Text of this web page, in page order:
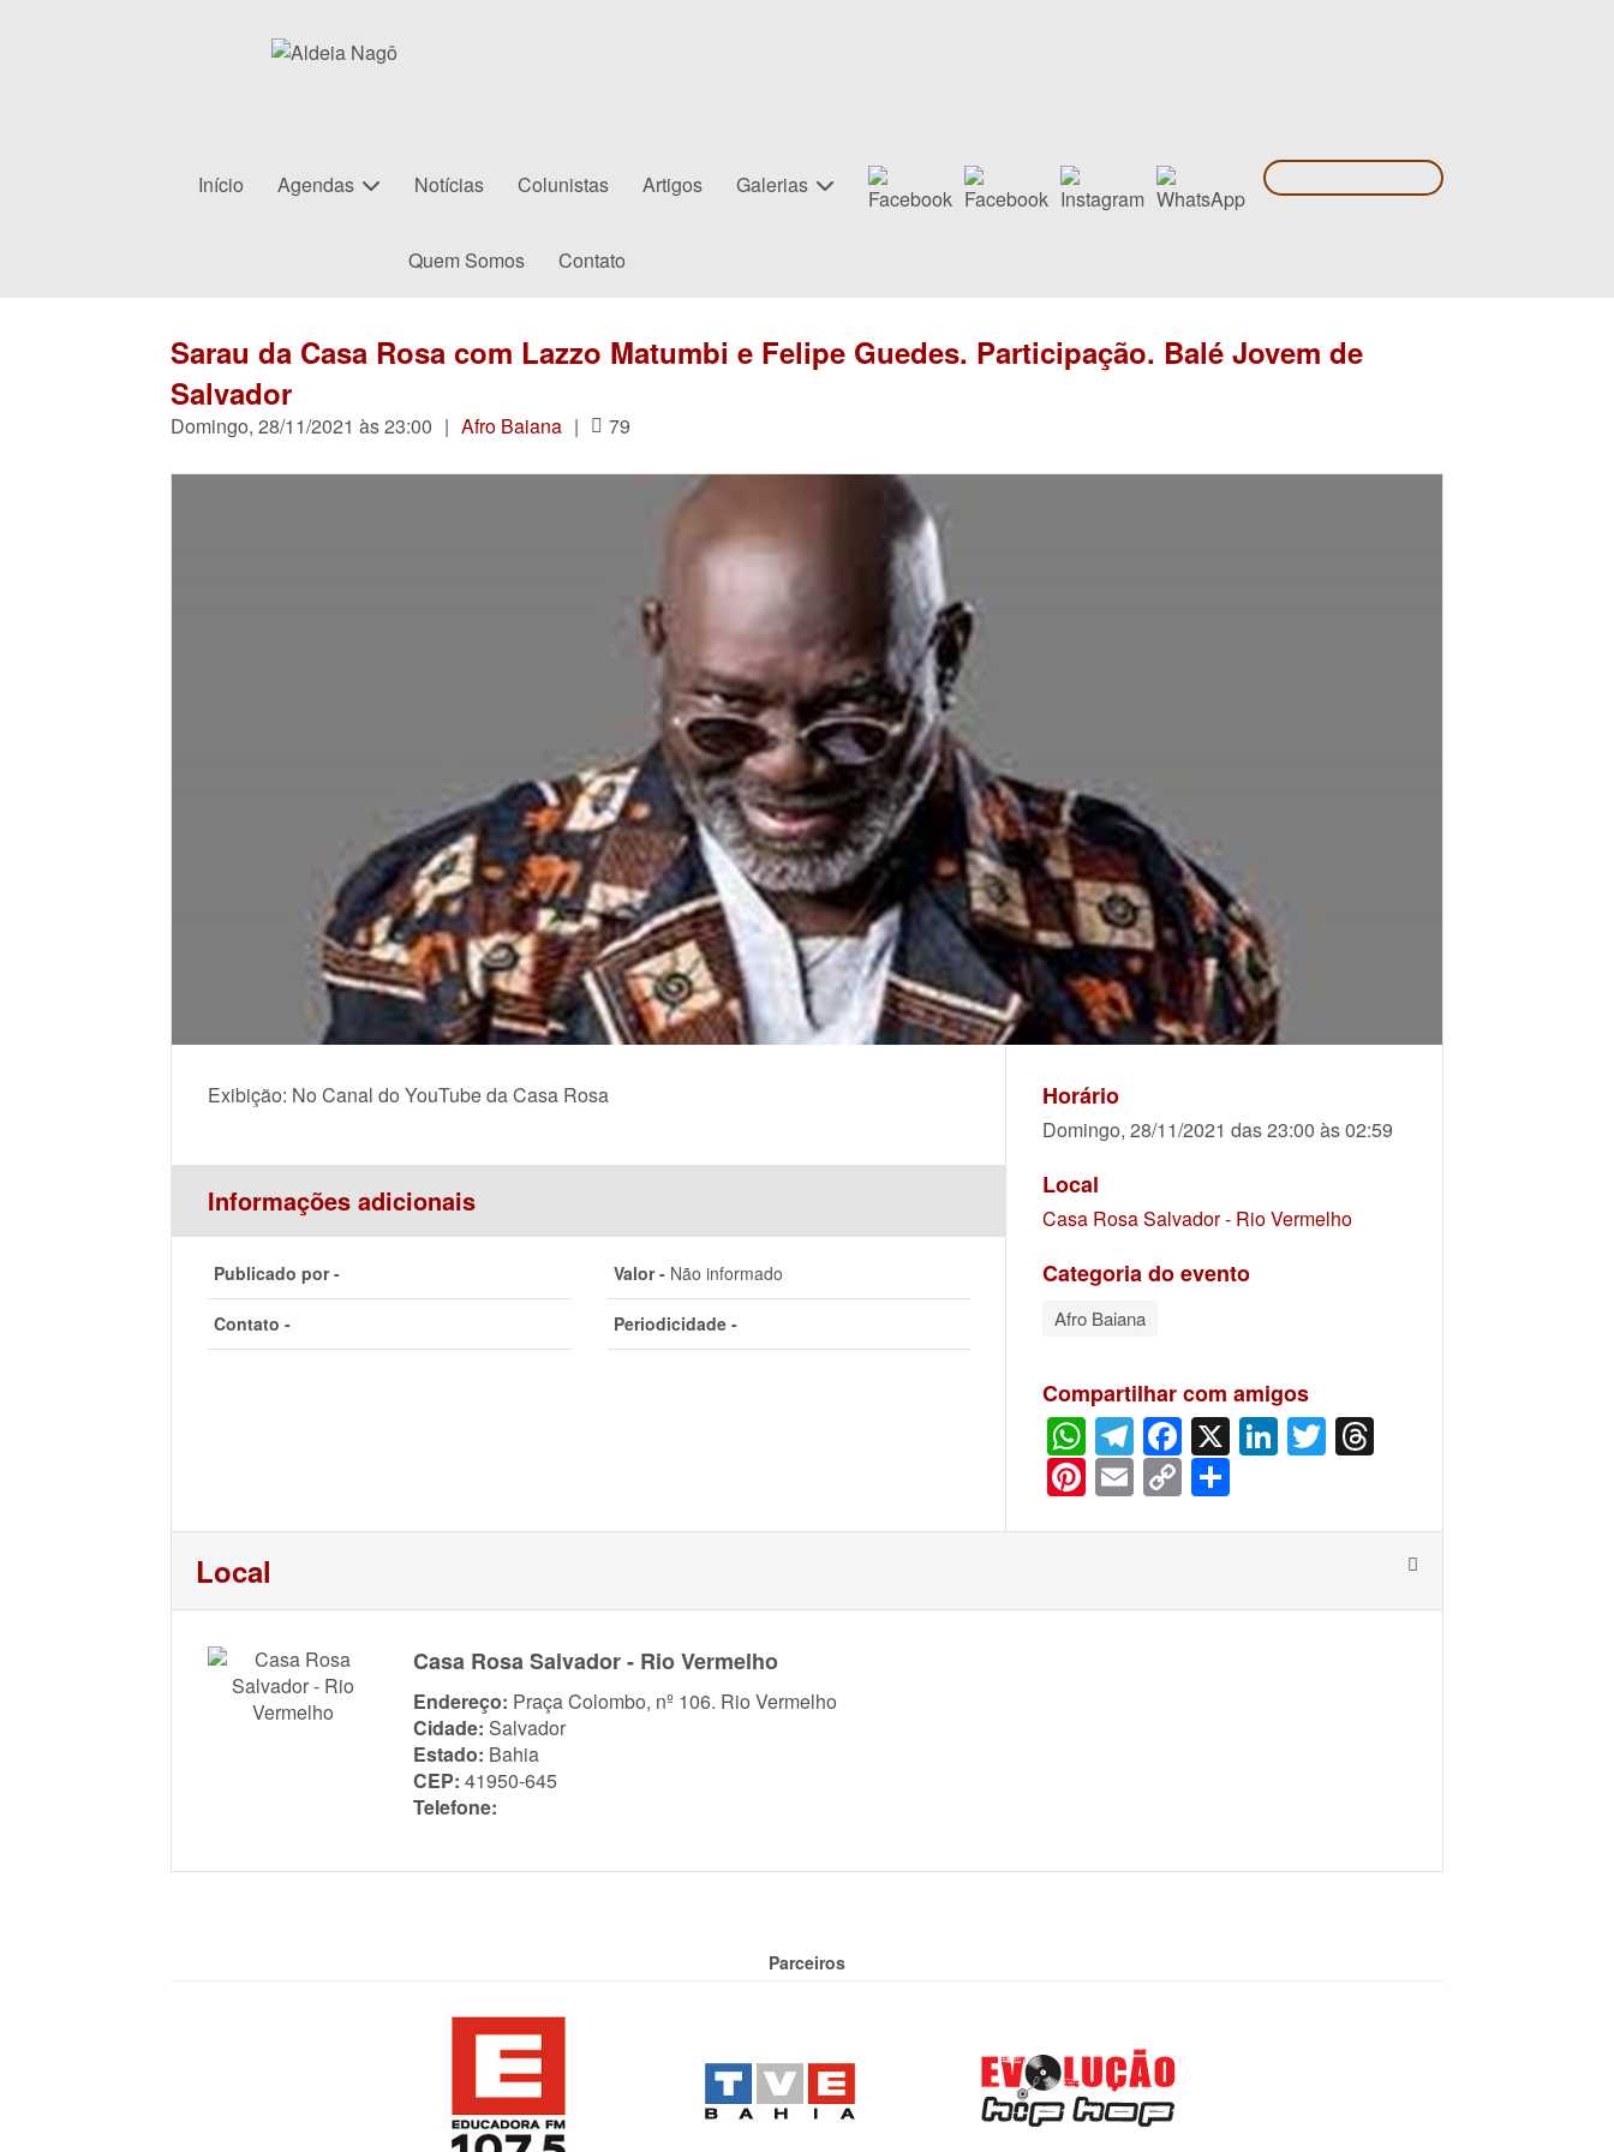
Início Agendas Notícias Colunistas Artigos Galerias
Quem Somos Contato
Sarau da Casa Rosa com Lazzo Matumbi e Felipe Guedes. Participação. Balé Jovem de
Salvador
Domingo, 28/11/2021 às 23:00 | Afro Baiana | 79
Exibição: No Canal do YouTube da Casa Rosa
Informações adicionais
Publicado por - Valor -Não informado
Contato - Periodicidade -
Horário
Domingo, 28/11/2021 das 23:00 às 02:59
Local
Casa Rosa Salvador - Rio Vermelho
Categoria do evento
Afro Baiana
Compartilhar com amigos
WhatsApp
Telegram
Facebook
X LinkedIn
Twitter
Pinterest
Email
Copy
Link
Local
Casa Rosa Salvador - Rio Vermelho
Endereço: Praça Colombo, nº 106. Rio Vermelho
Cidade: Salvador
Estado: Bahia
CEP: 41950-645
Telefone:
Parceiros